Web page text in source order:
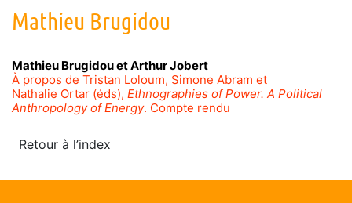
Mathieu Brugidou
Mathieu BrugidouetArthurJobert
À propos de Tristan Loloum, Simone Abram et
Nathalie Ortar (éds), Ethnographies of Power. A Political
Anthropology of Energy. Compte rendu
Retour à l’index